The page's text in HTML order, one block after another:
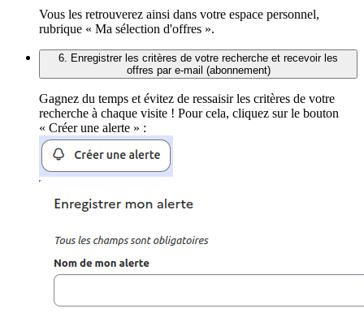
Vous les retrouverez ainsi dans votre espace personnel,
rubrique « Ma sélection d'offres ».
6. Enregistrer les critères de votre recherche et recevoir les
offres par e-mail (abonnement)
Gagnez du temps et évitez de ressaisir les critères de votre
recherche à chaque visite ! Pour cela, cliquez sur le bouton
« Créer une alerte » :